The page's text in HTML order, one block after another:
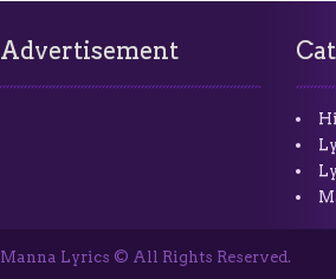
Advertisement
Manna Lyrics © All Rights Reserved.